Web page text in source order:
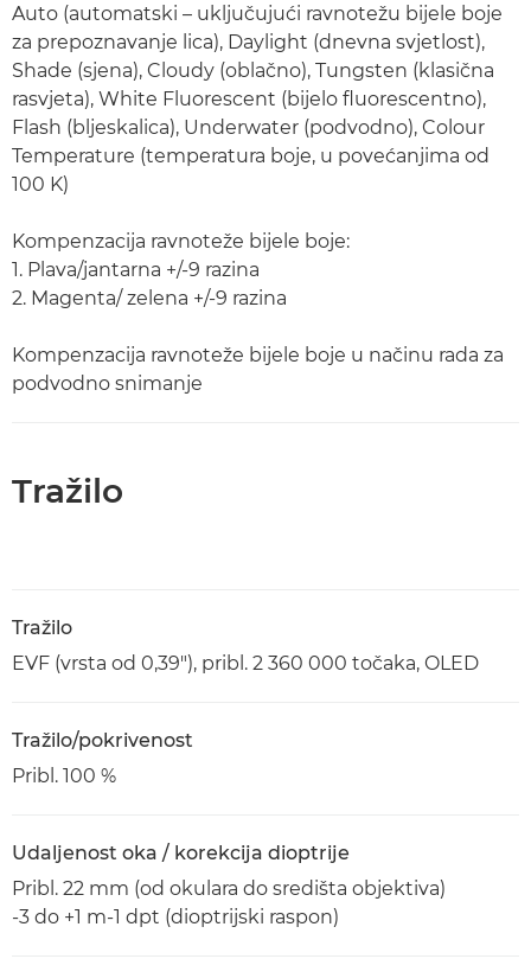
Auto (automatski – uključujući ravnotežu bijele boje
za prepoznavanje lica), Daylight (dnevna svjetlost),
Shade (sjena), Cloudy (oblačno), Tungsten (klasična
rasvjeta), White Fluorescent (bijelo fluorescentno),
Flash (bljeskalica), Underwater (podvodno), Colour
Temperature (temperatura boje, u povećanjima od
100 K)
Kompenzacija ravnoteže bijele boje:
1. Plava/jantarna +/-9 razina
2. Magenta/ zelena +/-9 razina
Kompenzacija ravnoteže bijele boje u načinu rada za
podvodno snimanje
Tražilo
Tražilo
EVF (vrsta od 0,39"), pribl. 2 360 000 točaka, OLED
Tražilo/pokrivenost
Pribl. 100 %
Udaljenost oka / korekcija dioptrije
Pribl. 22 mm (od okulara do središta objektiva)
-3 do +1 m-1 dpt (dioptrijski raspon)